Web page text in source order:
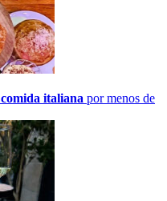
comida italiana por menos de